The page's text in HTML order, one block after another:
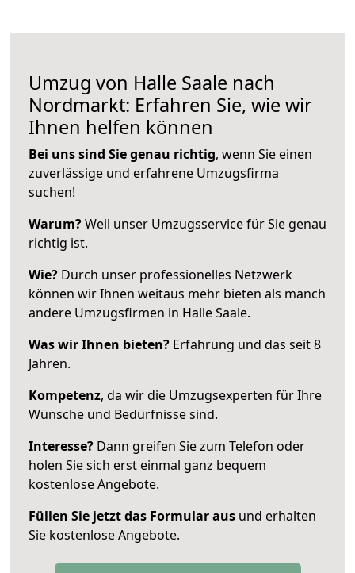
Umzug von Halle Saale nach
Nordmarkt: Erfahren Sie, wie wir
Ihnen helfen können
Bei uns sind Sie genau richtig, wenn Sie einen
zuverlässige und erfahrene Umzugsfirma
suchen!
Warum?Weil unser Umzugsservice für Sie genau
richtig ist.
Wie? Durch unser professionelles Netzwerk
können wir Ihnen weitaus mehr bieten als manch
andere Umzugsfirmen in Halle Saale.
Was wir Ihnen bieten? Erfahrung und das seit 8
Jahren.
Kompetenz, da wir die Umzugsexperten für Ihre
Wünsche und Bedürfnisse sind.
Interesse? Dann greifen Sie zum Telefon oder
holen Sie sich erst einmal ganz bequem
kostenlose Angebote.
Füllen Sie jetzt das Formular aus und erhalten
Sie kostenlose Angebote.